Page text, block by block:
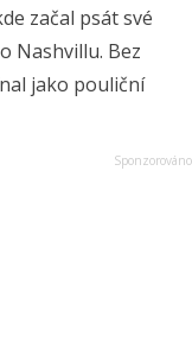
začal psát své
Nashvillu. Bez
jako pouliční